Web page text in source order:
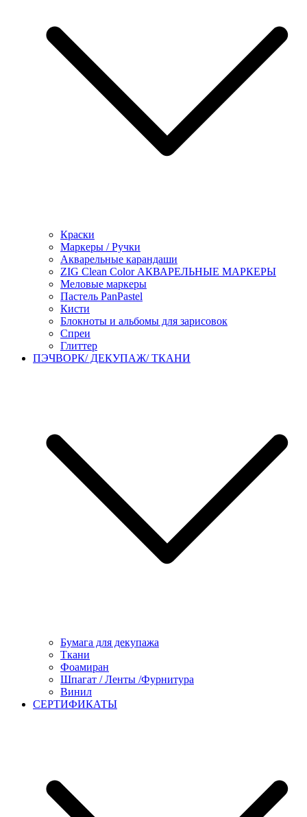
Краски
Маркеры / Ручки
Акварельные карандаши
ZIG Clean Color АКВАРЕЛЬНЫЕ МАРКЕРЫ
Меловые маркеры
Пастель PanPastel
Кисти
Блокноты и альбомы для зарисовок
Спреи
Глиттер
ПЭЧВОРК/ ДЕКУПАЖ/ ТКАНИ
Бумага для декупажа
Ткани
Фоамиран
Шпагат / Ленты /Фурнитура
Винил
СЕРТИФИКАТЫ